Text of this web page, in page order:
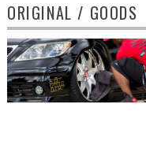
ORIGINAL / GOODS